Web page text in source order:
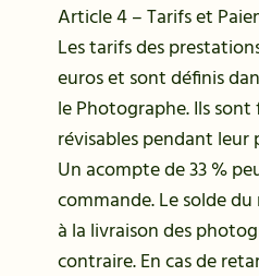
Article 4 – Tarifs et
Les tarifs des
euros et sont définis
le Photographe. Ils
révisables pendant
Un acompte de 33 %
commande. Le solde
à la livraison des
contraire. En cas de